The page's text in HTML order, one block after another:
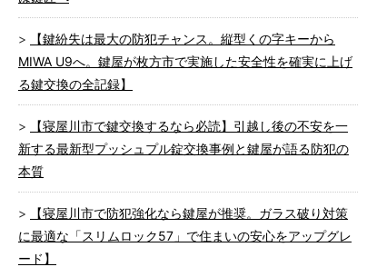
【鍵紛失は最大の防犯チャンス。縦型くの字キーから
MIWA U9へ。鍵屋が枚方市で実施した安全性を確実に上げ
る鍵交換の全記録】
【寝屋川市で鍵交換するなら必読】引越し後の不安を一
新する最新型プッシュプル錠交換事例と鍵屋が語る防犯の
本質
【寝屋川市で防犯強化なら鍵屋が推奨。ガラス破り対策
に最適な「スリムロック57」で住まいの安心をアップグレ
ード】